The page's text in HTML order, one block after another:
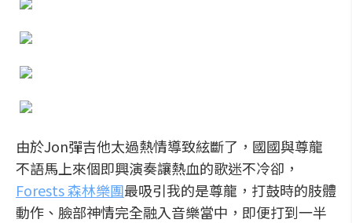
由於Jon彈吉他太過熱情導致絃斷了，國國與尊龍
不語馬上來個即興演奏讓熱血的歌迷不冷卻，
Forests 森林樂團最吸引我的是尊龍，打鼓時的肢體
動作、臉部神情完全融入音樂當中，即便打到一半